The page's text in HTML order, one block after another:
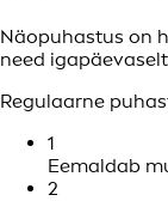
Näopuhastus on
need
Regulaarne
1
Eemaldab
2